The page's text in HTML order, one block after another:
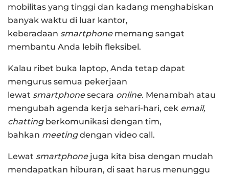
mobilitas yang tinggi dan kadang menghabiskan
banyak waktu di luar kantor,
keberadaan smartphonememang sangat
membantu Anda lebih fleksibel.
Kalau ribet buka laptop, Anda tetap dapat
mengurus semua pekerjaan
lewat smartphonesecara online. Menambah atau
mengubah agenda kerja sehari-hari, cek email,
chattingberkomunikasi dengan tim,
bahkan meetingdengan video call.
Lewat smartphonejuga kita bisa dengan mudah
mendapatkan hiburan, di saat harus menunggu